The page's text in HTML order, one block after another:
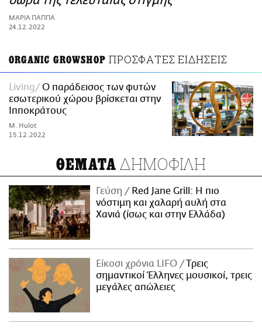
ΑΜΠΑ
PRINT
ΜΑΡΙΑ ΠΑΠΠΑ
24.12.2022
ORGANIC GROWSHOP ΠΡΟΣΦΑΤΕΣ ΕΙΔΗΣΕΙΣ
Living
Ο παράδεισος των φυτών
εσωτερικού χώρου βρίσκεται στην
Ιπποκράτους
M. Hulot
15.12.2022
ΘΕΜΑΤΑ ΔΗΜΟΦΙΛΗ
Γεύση
Red Jane Grill: Η πιο
νόστιμη και χαλαρή αυλή στα
Χανιά (ίσως και στην Ελλάδα)
Είκοσι χρόνια LIFO
Tρεις
σημαντικοί Έλληνες μουσικοί, τρεις
μεγάλες απώλειες